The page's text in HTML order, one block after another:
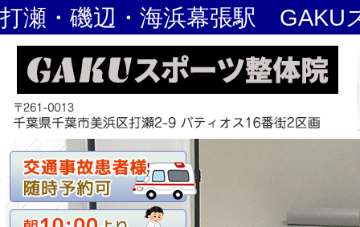
打瀬・磯辺・海浜幕張駅 GAKU